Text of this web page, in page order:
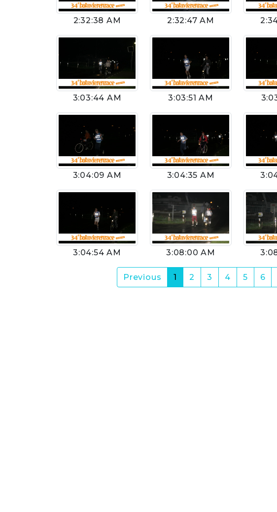
2:32:38 AM 2:32:47 AM
3:03:44 AM 3:03:51 AM
3:04:09 AM 3:04:35 AM
3:04:54 AM 3:08:00 AM
Previous 1 (current)
2 3 4 5 6